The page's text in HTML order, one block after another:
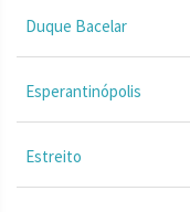
Duque Bacelar
Esperantinópolis
Estreito